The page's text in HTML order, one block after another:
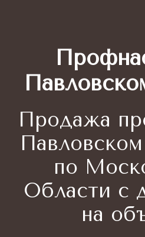
Продажа
по
Области с
на